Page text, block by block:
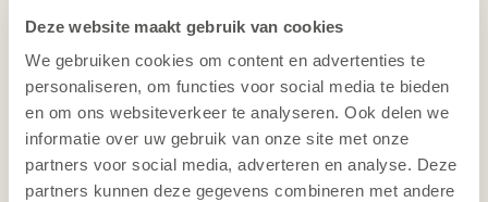
Deze website maakt gebruik van cookies
We gebruiken cookies om content en advertenties te
personaliseren, om functies voor social media te bieden
en om ons websiteverkeer te analyseren. Ook delen we
informatie over uw gebruik van onze site met onze
partners voor social media, adverteren en analyse. Deze
partners kunnen deze gegevens combineren met andere
Met brede ervaring in het communicatie vak, zowel aan
klant- als bureauzijde, zette ik in 2006 de stap naar
werving en selectie. De afgelopen jaren ben ik actief in
Executive Search. Dat is niet bij toeval. Ik krijg energie
van het verbinden van mensen. In mijn werk maar ook
in mijn privéleven. Niets leukers dan een match maken.